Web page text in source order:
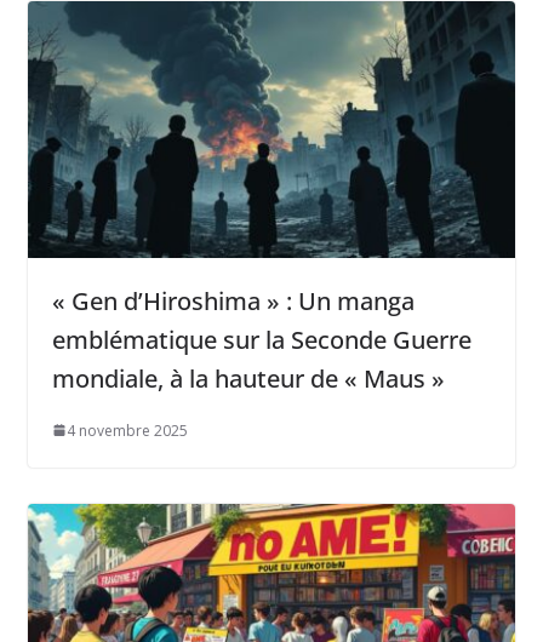
« Gen d’Hiroshima » : Un manga
emblématique sur la Seconde Guerre
mondiale, à la hauteur de « Maus »
4 novembre 2025